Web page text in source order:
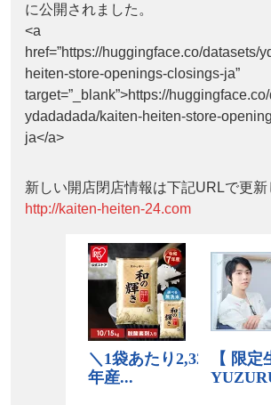
に公開されました。
<a
href=”https://huggingface.co/datasets/
heiten-store-openings-closings-ja”
target=”_blank”>https://
ydadadada/kaiten-heiten-store-
ja</a>
新しい開店閉店情報は下記URLで更新
http://kaiten-heiten-24.com